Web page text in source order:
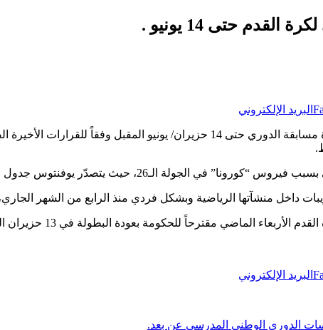
حتى 14 يونيو .
البريد الإلكتروني
أفاد الاتحاد الإيطالي لكرة القدم أنه تم تأجيل عودة مسابقة الدوري
داخل منشآتها الرياضية وبشكل فردي منذ الرابع من الشهر
البريد الإلكتروني
الدوري الوطني المدرسي عن بعد.